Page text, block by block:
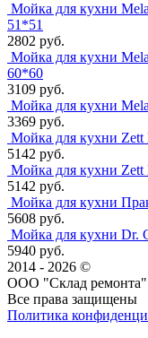
Мойка для кухни
51*51
2802 руб.
Мойка для кухни
60*60
3109 руб.
Мойка для кухни
3369 руб.
Мойка для кухни Zett
5142 руб.
Мойка для кухни Zett
5142 руб.
Мойка для кухни
5608 руб.
Мойка для кухни Dr.
5940 руб.
2014 - 2026 ©
ООО "Склад ремонта"
Все права защищены
Политика